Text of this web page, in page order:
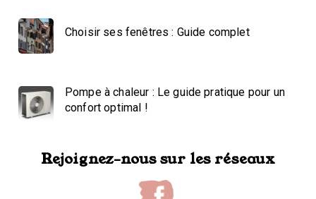
Choisir ses fenêtres : Guide complet
Pompe à chaleur : Le guide pratique pour un
confort optimal !
Rejoignez-nous sur les réseaux